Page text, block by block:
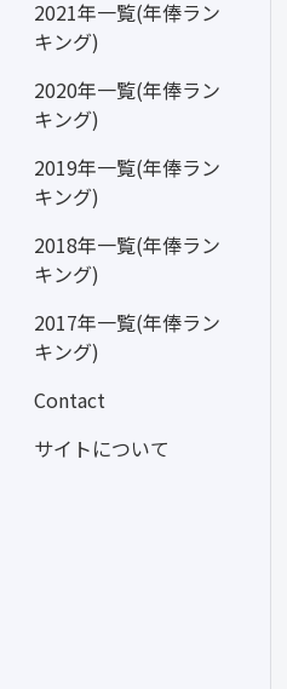
2021年一覧(年俸ラン
キング)
2020年一覧(年俸ラン
キング)
2019年一覧(年俸ラン
キング)
2018年一覧(年俸ラン
キング)
2017年一覧(年俸ラン
キング)
Contact
サイトについて